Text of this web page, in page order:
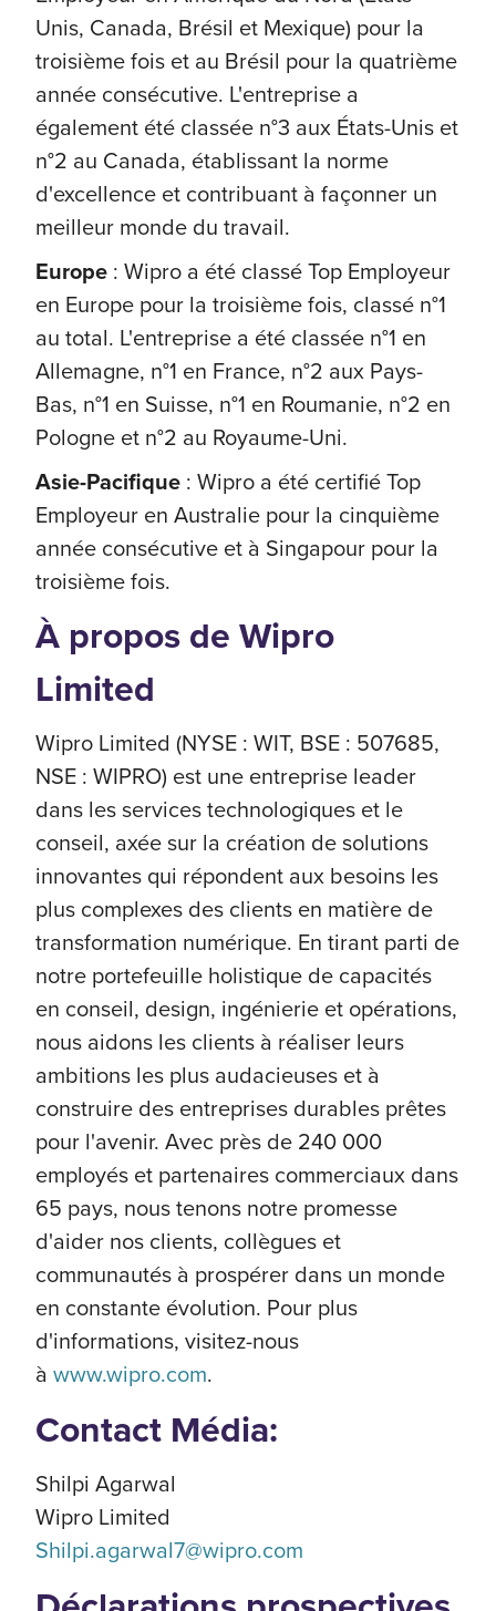
Unis, Canada, Brésil et Mexique) pour la
troisième fois et au Brésil pour la quatrième
année consécutive. L'entreprise a
également été classée n°3 aux États-Unis et
n°2 au Canada, établissant la norme
d'excellence et contribuant à façonner un
meilleur monde du travail.
Europe : Wipro a été classé Top Employeur
en Europe pour la troisième fois, classé n°1
au total. L'entreprise a été classée n°1 en
Allemagne, n°1 en France, n°2 aux Pays-
Bas, n°1 en Suisse, n°1 en Roumanie, n°2 en
Pologne et n°2 au Royaume-Uni.
Asie-Pacifique : Wipro a été certifié Top
Employeur en Australie pour la cinquième
année consécutive et à Singapour pour la
troisième fois.
À propos de Wipro
Limited
Wipro Limited (NYSE : WIT, BSE : 507685,
NSE : WIPRO) est une entreprise leader
dans les services technologiques et le
conseil, axée sur la création de solutions
innovantes qui répondent aux besoins les
plus complexes des clients en matière de
transformation numérique. En tirant parti de
notre portefeuille holistique de capacités
en conseil, design, ingénierie et opérations,
nous aidons les clients à réaliser leurs
ambitions les plus audacieuses et à
construire des entreprises durables prêtes
pour l'avenir. Avec près de 240 000
employés et partenaires commerciaux dans
65 pays, nous tenons notre promesse
d'aider nos clients, collègues et
communautés à prospérer dans un monde
en constante évolution. Pour plus
d'informations, visitez-nous
à www.wipro.com.
Contact Média:
Shilpi Agarwal
Wipro Limited
Shilpi.agarwal7@wipro.com